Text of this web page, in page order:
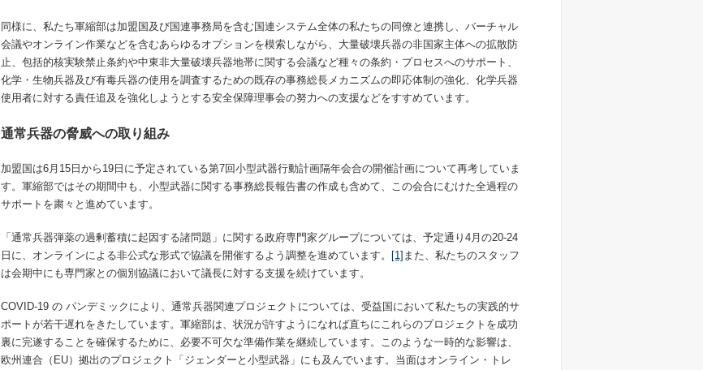
同様に、私たち軍縮部は加盟国及び国連事務局を含む国連システム全体の私たちの同僚と連携し、バーチャル
会議やオンライン作業などを含むあらゆるオプションを模索しながら、大量破壊兵器の非国家主体への拡散防
止、包括的核実験禁止条約や中東非大量破壊兵器地帯に関する会議など種々の条約・プロセスへのサポート、
化学・生物兵器及び有毒兵器の使用を調査するための既存の事務総長メカニズムの即応体制の強化、化学兵器
使用者に対する責任追及を強化しようとする安全保障理事会の努力への支援などをすすめています。
通常兵器の脅威への取り組み
加盟国は6月15日から19日に予定されている第7回小型武器行動計画隔年会合の開催計画について再考していま
す。軍縮部ではその期間中も、小型武器に関する事務総長報告書の作成も含めて、この会合にむけた全過程の
サポートを粛々と進めています。
「通常兵器弾薬の過剰蓄積に起因する諸問題」に関する政府専門家グループについては、予定通り 4 月の20-24
日に、オンラインによる非公式な形式で協議を開催するよう調整を進めています。 [1] また、私たちのスタッフ
は会期中にも専門家との個別協議において議長に対する支援を続けています。
COVID-19 の パンデミックにより、通常兵器関連プロジェクトについては、受益国において私たちの実践的サ
ポートが若干遅れをきたしています。軍縮部は、状況が許すようになれば直ちにこれらのプロジェクトを成功
裏に完遂することを確保するために、必要不可欠な準備作業を継続しています。このような一時的な影響は、
欧州連合（ EU）拠出のプロジェクト「ジェンダーと小型武器」にも及んでいます。当面はオンライン・トレ